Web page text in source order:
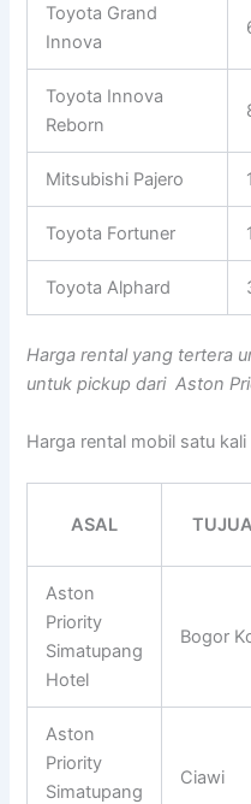
Toyota Grand
Innova
Toyota Innova
Reborn
Mitsubishi Pajero
Toyota Fortuner
Toyota Alphard
Harga rental yang tertera
untuk pickup dari Aston
Harga rental mobil satu kali
ASAL
Aston
Priority
Simatupang
Hotel
Bogor
Aston
Priority
Simatupang
Ciawi